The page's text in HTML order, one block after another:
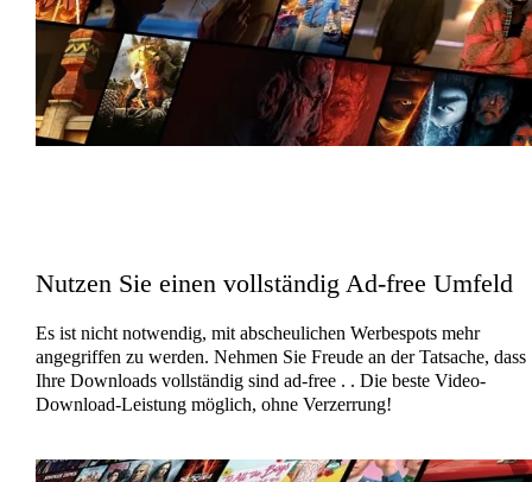
Nutzen Sie einen vollständig Ad-free Umfeld
Es ist nicht notwendig, mit abscheulichen Werbespots mehr
angegriffen zu werden. Nehmen Sie Freude an der Tatsache, dass
Ihre Downloads vollständig sind ad-free . . Die beste Video-
Download-Leistung möglich, ohne Verzerrung!